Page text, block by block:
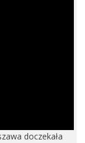
doczekała